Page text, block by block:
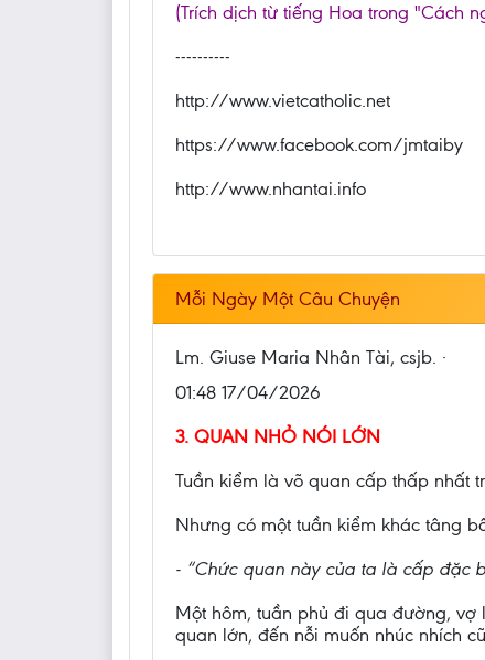
(Trích dịch từ tiếng Hoa trong "Cách
----------
http://www.vietcatholic.net
https://www.facebook.com/jmtaiby
http://www.nhantai.info
Mỗi Ngày Một Câu Chuyện
Lm. Giuse Maria Nhân Tài, csjb. ·
01:48 17/04/2026
3. QUAN NHỎ NÓI LỚN
Tuần kiểm là võ quan cấp thấp nhất
Nhưng có một tuần kiểm khác tâng
- “Chức quan này của ta là cấp đặc
Một hôm, tuần phủ đi qua đường,
quan lớn, đến nỗi muốn nhúc nhích